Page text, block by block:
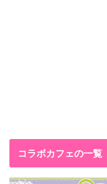
コラボカフェの一覧